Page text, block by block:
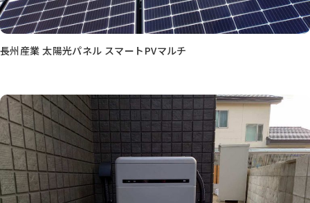
長州産業 太陽光パネル スマートPVマルチ